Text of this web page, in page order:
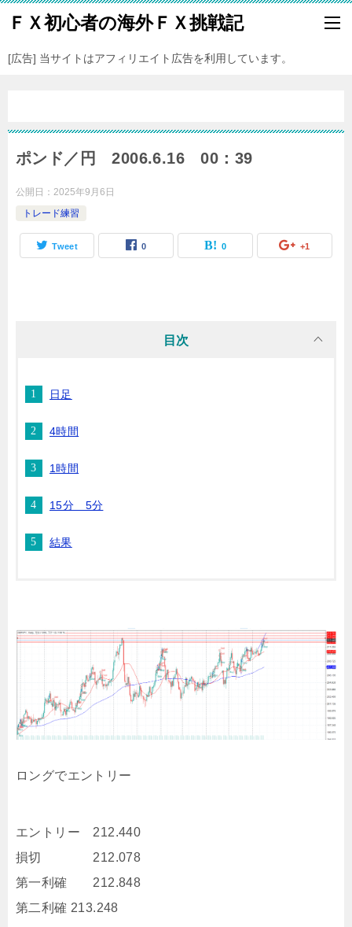
ＦＸ初心者の海外ＦＸ挑戦記
[広告] 当サイトはアフィリエイト広告を利用しています。
ポンド／円 2006.6.16 00：39
公開日： 2025年9月6日
トレード練習
Tweet 0 0 +1
目次
日足
4時間
1時間
15分 5分
結果
ロングでエントリー
エントリー 212.440
損切 212.078
第一利確 212.848
第二利確 213.248